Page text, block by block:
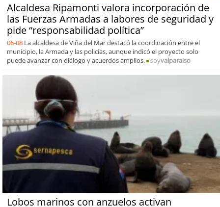
Alcaldesa Ripamonti valora incorporación de
las Fuerzas Armadas a labores de seguridad y
pide “responsabilidad política”
06-08 La alcaldesa de Viña del Mar destacó la coordinación entre el
municipio, la Armada y las policías, aunque indicó el proyecto solo
puede avanzar con diálogo y acuerdos amplios.
soyvalparaiso
Lobos marinos con anzuelos activan